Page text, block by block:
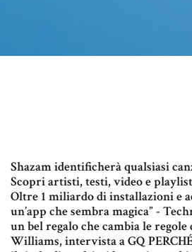
Shazam identificherà qualsiasi
Scopri artisti, testi, video e
Oltre 1 miliardo di installazioni e
un’app che sembra magica” -
un bel regalo che cambia le
Williams, intervista a GQ